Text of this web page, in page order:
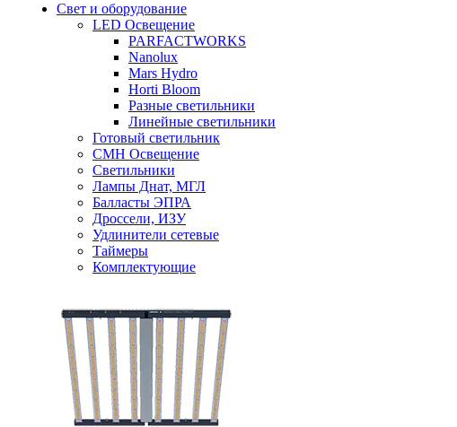
Свет и оборудование
LED Освещение
PARFACTWORKS
Nanolux
Mars Hydro
Horti Bloom
Разные светильники
Линейные светильники
Готовый светильник
CMH Освещение
Светильники
Лампы Днат, МГЛ
Балласты ЭПРА
Дроссели, ИЗУ
Удлинители сетевые
Таймеры
Комплектующие